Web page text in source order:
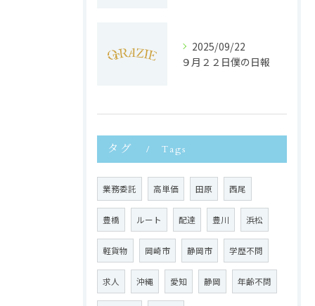
2025/09/22
９月２２日僕の日報
タグ Tags
業務委託 高単価 田原 西尾
豊橋 ルート 配達 豊川 浜松
軽貨物 岡崎市 静岡市 学歴不問
求人 沖縄 愛知 静岡 年齢不問